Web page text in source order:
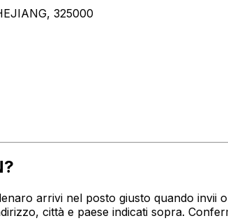
325000
arrivi nel posto giusto quando
città e paese indicati sopra.